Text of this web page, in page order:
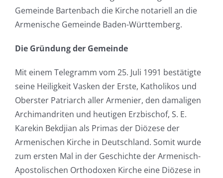
Gemeinde Bartenbach die Kirche notariell an die
Armenische Gemeinde Baden-Württemberg.
Die Gründung der Gemeinde
Mit einem Telegramm vom 25. Juli 1991 bestätigte
seine Heiligkeit Vasken der Erste, Katholikos und
Oberster Patriarch aller Armenier, den damaligen
Archimandriten und heutigen Erzbischof, S. E.
Karekin Bekdjian als Primas der Diözese der
Armenischen Kirche in Deutschland. Somit wurde
zum ersten Mal in der Geschichte der Armenisch-
Apostolischen Orthodoxen Kirche eine Diözese in